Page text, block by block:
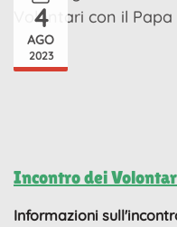
4
AGO
2023
Incontro dei
Informazioni